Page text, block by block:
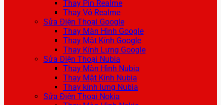
Thay Pin Realme
Thay Vỏ Realme
Sửa Điện Thoại Google
Thay Màn Hình Google
Thay Mặt Kính Google
Thay Kính Lưng Google
Sửa Điện Thoại Nubia
Thay Màn Hình Nubia
Thay Mặt Kính Nubia
Thay kính lưng Nubia
Sửa Điện Thoại Nokia